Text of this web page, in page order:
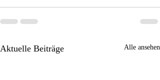
Aktuelle Beiträge Alle ansehen